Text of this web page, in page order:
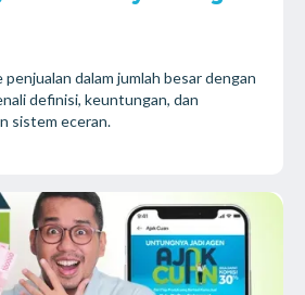
dalam jumlah besar dengan
definisi, keuntungan, dan
sistem eceran.